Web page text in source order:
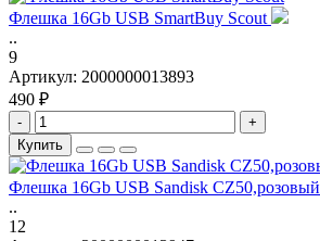
Флешка 16Gb USB SmartBuy Scout
..
9
Артикул: 2000000013893
490 ₽
-
+
Купить
Флешка 16Gb USB Sandisk CZ50,розовый
..
12